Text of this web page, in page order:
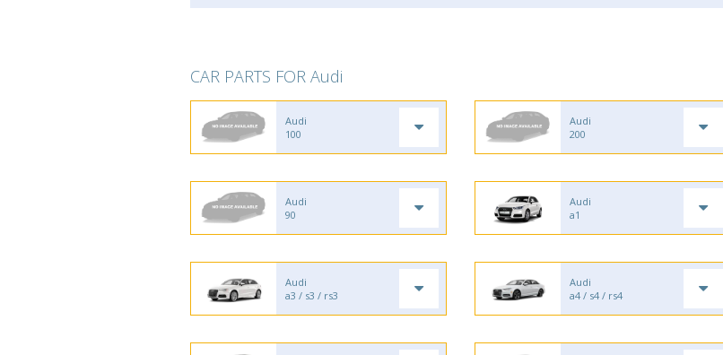
CAR PARTS FOR Audi
Audi
100
Audi
200
Audi
90
Audi
a1
Audi
a3 / s3 / rs3
Audi
a4 / s4 / rs4